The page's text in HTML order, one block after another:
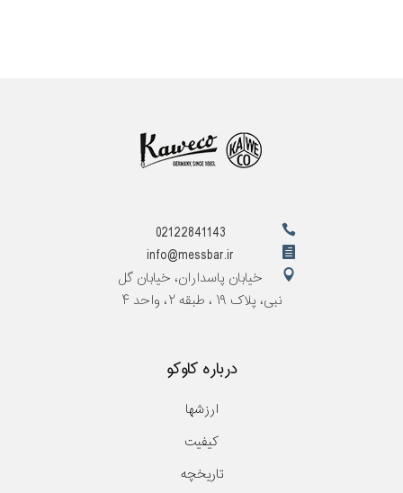
02122841143
info@messbar.ir
خیابان پاسداران، خیابان گل
نبی، پلاک ۱۹ ، طبقه ۲، واحد ۴
درباره کاوکو
ارزشها
کیفیت
تاریخچه